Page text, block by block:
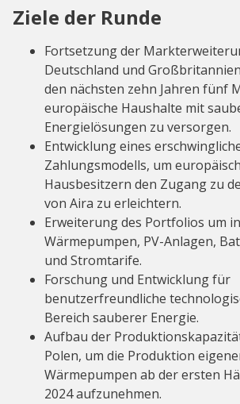
Ziele der Runde
Fortsetzung der
Deutschland und
den nächsten zehn Jahren fünf
europäische Haushalte mit
Energielösungen zu versorgen.
Entwicklung eines
Zahlungsmodells, um
Hausbesitzern den Zugang zu
von Aira zu erleichtern.
Erweiterung des Portfolios um
Wärmepumpen, PV-Anlagen,
und Stromtarife.
Forschung und Entwicklung für
benutzerfreundliche
Bereich sauberer Energie.
Aufbau der
Polen, um die Produktion
Wärmepumpen ab der ersten
2024 aufzunehmen.